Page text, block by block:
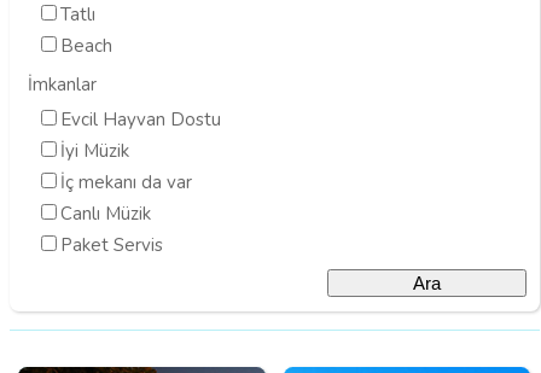
Tatlı
Beach
İmkanlar
Evcil Hayvan Dostu
İyi Müzik
İç mekanı da var
Canlı Müzik
Paket Servis